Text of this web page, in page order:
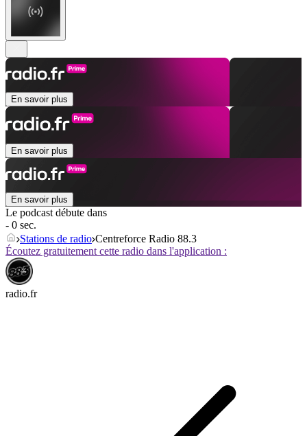
En savoir plus
En savoir plus
En savoir plus
Le podcast débute dans
- 0 sec.
Stations de radio Centreforce Radio 88.3
Écoutez gratuitement cette radio dans l'application :
radio.fr